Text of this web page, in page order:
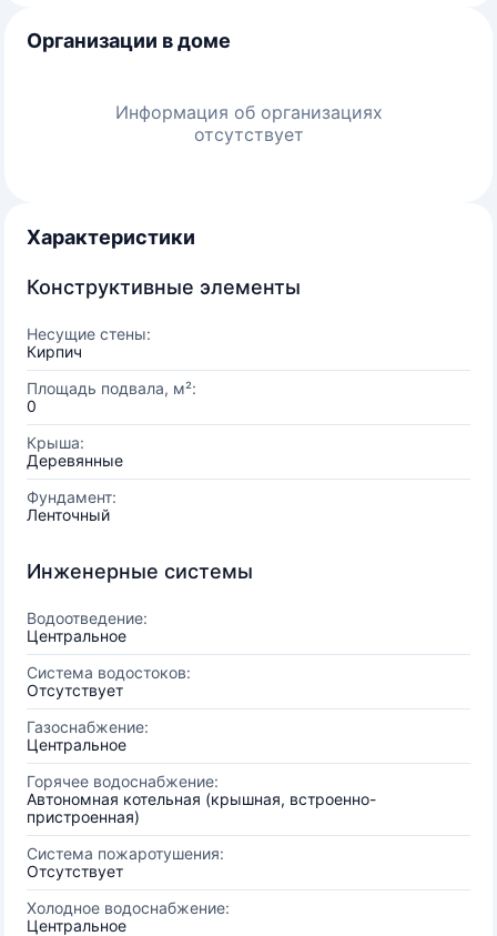
Организации в доме
Информация об организациях
отсутствует
Характеристики
Конструктивные элементы
Несущие стены:
Кирпич
Площадь подвала, м²:
0
Крыша:
Деревянные
Фундамент:
Ленточный
Инженерные системы
Водоотведение:
Центральное
Система водостоков:
Отсутствует
Газоснабжение:
Центральное
Горячее водоснабжение:
Автономная котельная (крышная, встроенно-
пристроенная)
Система пожаротушения:
Отсутствует
Холодное водоснабжение:
Центральное